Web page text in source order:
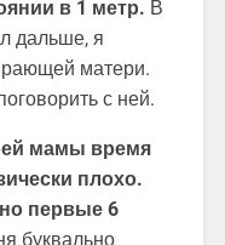
в 1 метр. В
дальше, я
матери.
с ней.
мамы время
плохо.
первые 6
буквально